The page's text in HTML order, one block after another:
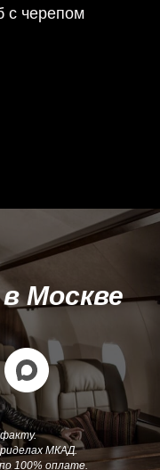
с черепом
Москве
МКАД.
100% оплате.